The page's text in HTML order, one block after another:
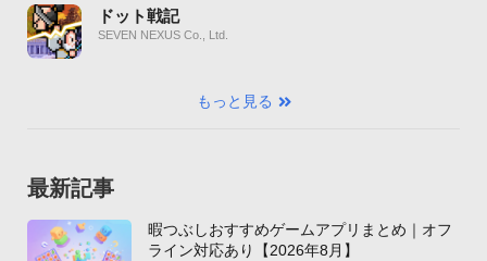
ドット戦記
SEVEN NEXUS Co., Ltd.
もっと見る
最新記事
暇つぶしおすすめゲームアプリまとめ｜オフ
ライン対応あり【2026年8月】